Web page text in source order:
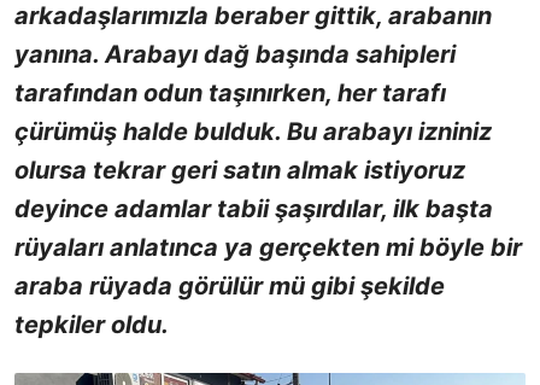
arkadaşlarımızla beraber gittik, arabanın
yanına. Arabayı dağ başında sahipleri
tarafından odun taşınırken, her tarafı
çürümüş halde bulduk. Bu arabayı izniniz
olursa tekrar geri satın almak istiyoruz
deyince adamlar tabii şaşırdılar, ilk başta
rüyaları anlatınca ya gerçekten mi böyle bir
araba rüyada görülür mü gibi şekilde
tepkiler oldu.